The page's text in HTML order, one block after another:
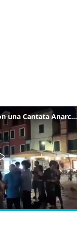
Venezia omaggia Guccini con una Cantata Anarchica in campo Santa Margherita